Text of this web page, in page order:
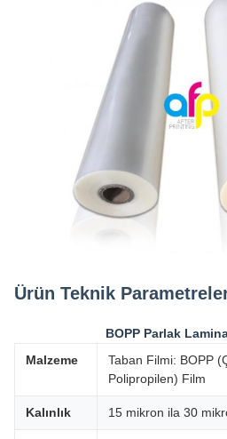
Ürün Teknik
BOPP Parlak
Malzeme
Taban Filmi: BOPP
Polipropilen) Film
Kalınlık 15 mikron ila 30